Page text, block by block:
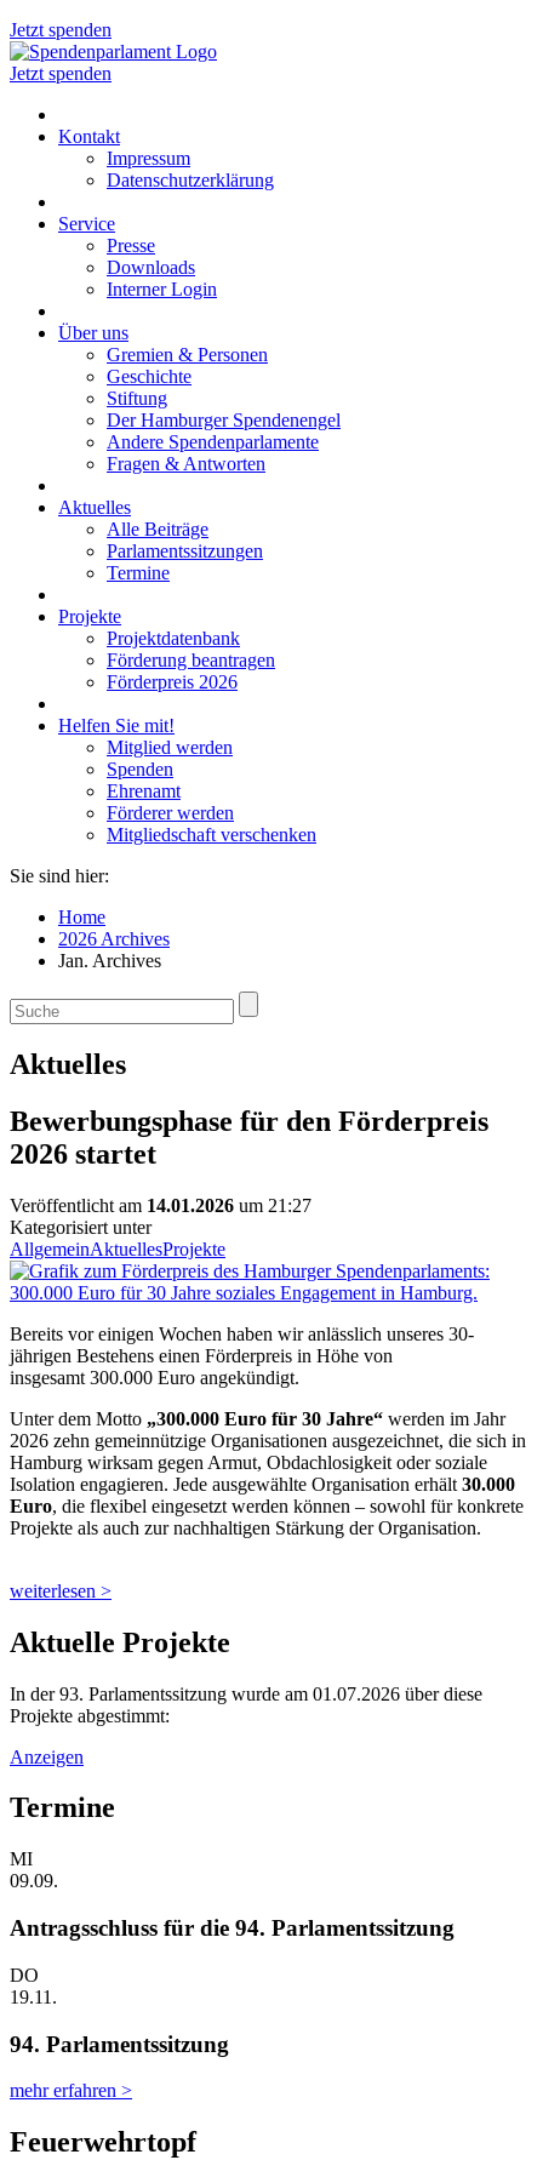
Jetzt spenden
Jetzt spenden
Kontakt
Impressum
Datenschutzerklärung
Service
Presse
Downloads
Interner Login
Über uns
Gremien & Personen
Geschichte
Stiftung
Der Hamburger Spendenengel
Andere Spendenparlamente
Fragen & Antworten
Aktuelles
Alle Beiträge
Parlamentssitzungen
Termine
Projekte
Projektdatenbank
Förderung beantragen
Förderpreis 2026
Helfen Sie mit!
Mitglied werden
Spenden
Ehrenamt
Förderer werden
Mitgliedschaft verschenken
Sie sind hier:
Home
2026 Archives
Jan. Archives
Aktuelles
Bewerbungsphase für den Förderpreis
2026 startet
Veröffentlicht am 14.01.2026 um 21:27
Kategorisiert unter
AllgemeinAktuellesProjekte
Bereits vor einigen Wochen haben wir anlässlich unseres 30-
jährigen Bestehens einen Förderpreis in Höhe von
insgesamt 300.000 Euro angekündigt.
Unter dem Motto „300.000 Euro für 30 Jahre“ werden im Jahr
2026 zehn gemeinnützige Organisationen ausgezeichnet, die sich in
Hamburg wirksam gegen Armut, Obdachlosigkeit oder soziale
Isolation engagieren. Jede ausgewählte Organisation erhält 30.000
Euro, die flexibel eingesetzt werden können – sowohl für konkrete
Projekte als auch zur nachhaltigen Stärkung der Organisation.
weiterlesen >
Aktuelle Projekte
In der 93. Parlamentssitzung wurde am 01.07.2026 über diese
Projekte abgestimmt:
Anzeigen
Termine
MI
09.09.
Antragsschluss für die 94. Parlamentssitzung
DO
19.11.
94. Parlamentssitzung
mehr erfahren >
Feuerwehrtopf